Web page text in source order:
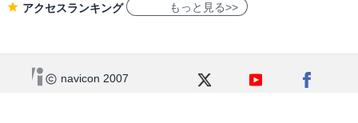
アクセスランキング もっと見る>>
navicon 2007